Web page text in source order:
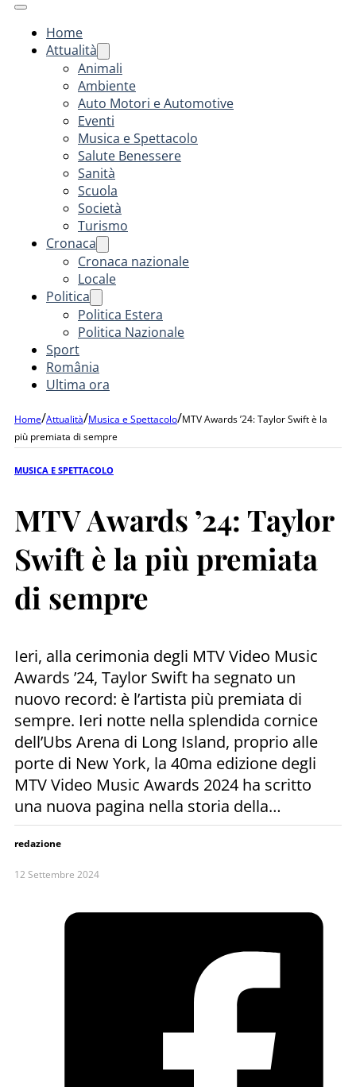
Home
Attualità
Animali
Ambiente
Auto Motori e Automotive
Eventi
Musica e Spettacolo
Salute Benessere
Sanità
Scuola
Società
Turismo
Cronaca
Cronaca nazionale
Locale
Politica
Politica Estera
Politica Nazionale
Sport
România
Ultima ora
Home/Attualità/Musica e Spettacolo/MTV Awards ’24: Taylor Swift è la
più premiata di sempre
MUSICA E SPETTACOLO
MTV Awards ’24: Taylor
Swift è la più premiata
di sempre
Ieri, alla cerimonia degli MTV Video Music
Awards ’24, Taylor Swift ha segnato un
nuovo record: è l’artista più premiata di
sempre. Ieri notte nella splendida cornice
dell’Ubs Arena di Long Island, proprio alle
porte di New York, la 40ma edizione degli
MTV Video Music Awards 2024 ha scritto
una nuova pagina nella storia della…
redazione
12 Settembre 2024